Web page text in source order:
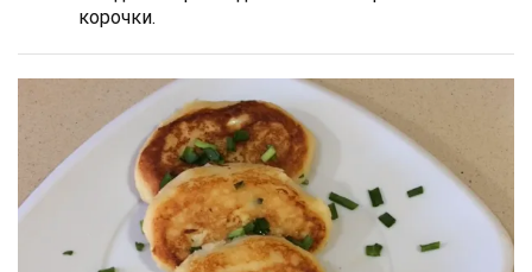
корочки.